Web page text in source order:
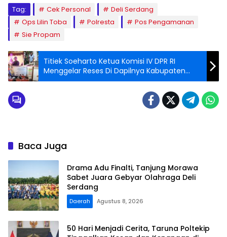
Tag: Cek Personal
Deli Serdang
Ops Lilin Toba
Polresta
Pos Pengamanan
Sie Propam
Titiek Soeharto Ketua Komisi IV DPR RI
Menggelar Reses Di Dapilnya Kabupaten
Gunungkidul
Baca Juga
Drama Adu Finalti, Tanjung Morawa
Sabet Juara Gebyar Olahraga Deli
Serdang
Daerah Agustus 8, 2026
50 Hari Menjadi Cerita, Taruna Poltekip